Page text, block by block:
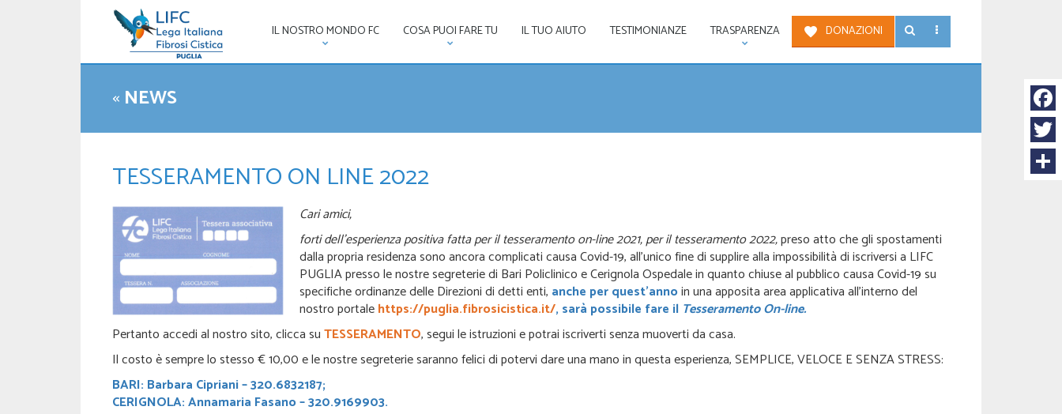
IL NOSTRO MONDO FC COSA PUOI FARE TU IL TUO AIUTO TESTIMONIANZE TRASPARENZA DONAZIONI
« NEWS
TESSERAMENTO ON LINE 2022
Cari amici,
forti dell’esperienza positiva fatta per il tesseramento on-line 2021, per il tesseramento 2022,preso atto che gli spostamenti
dalla propria residenza sono ancora complicati causa Covid-19, all’unico fine di supplire alla impossibilità di iscriversi a LIFC
PUGLIA presso le nostre segreterie di Bari Policlinico e Cerignola Ospedale in quanto chiuse al pubblico causa Covid-19 su
specifiche ordinanze delle Direzioni di detti enti, anche per quest’annoin una apposita area applicativa all’interno del
nostro portalehttps://puglia.fibrosicistica.it/, sarà possibile fare il Tesseramento On-line.
Pertanto accedi al nostro sito, clicca suTESSERAMENTO, segui le istruzioni e potrai iscriverti senza muoverti da casa.
Il costo è sempre lo stesso € 10,00 e le nostre segreterie saranno felici di potervi dare una mano in questa esperienza, SEMPLICE, VELOCE E SENZA STRESS:
BARI: Barbara Cipriani –320.6832187;
CERIGNOLA: Annamaria Fasano – 320.9169903.